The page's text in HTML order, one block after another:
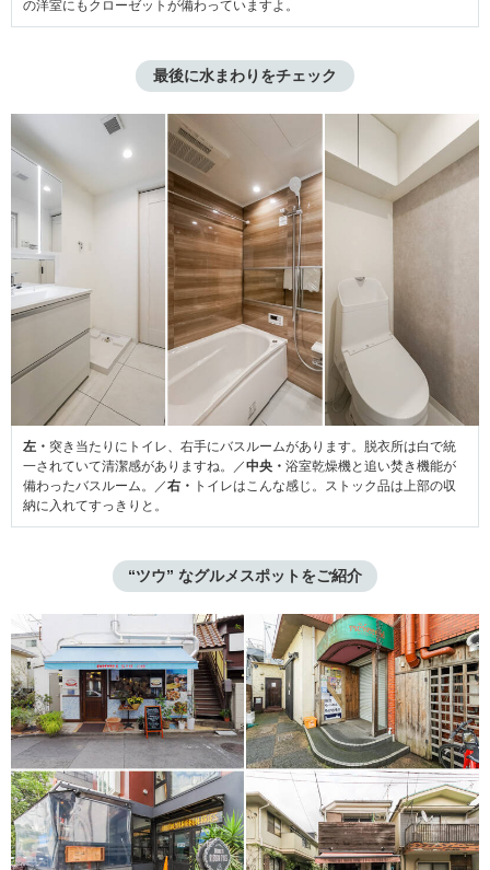
の洋室にもクローゼットが備わっていますよ。
最後に水まわりをチェック
左・ 突き当たりにトイレ、右手にバスルームがあります。脱衣所は白で統
一されていて清潔感がありますね。／中央・ 浴室乾燥機と追い焚き機能が
備わったバスルーム。／右・ トイレはこんな感じ。ストック品は上部の収
納に入れてすっきりと。
“ツウ” なグルメスポットをご紹介